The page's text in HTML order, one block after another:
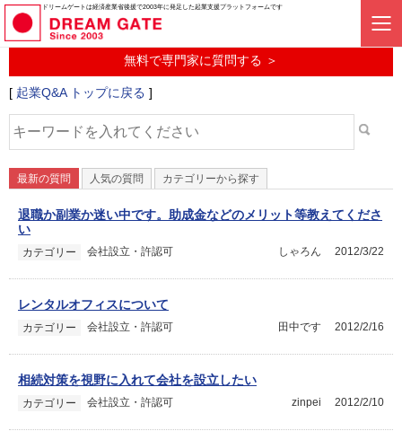
ドリームゲートは経済産業省後援で2003年に発足した起業支援プラットフォームです
起業に関するみんなの質問投稿サービス
起業Q&A
無料で専門家に質問する ＞
[ 起業Q&A トップに戻る ]
最新の質問 人気の質問 カテゴリーから探す
退職か副業か迷い中です。助成金などのメリット等教えてくださ
い
カテゴリー 会社設立・許認可 2012/3/22
しゃろん
レンタルオフィスについて
カテゴリー 会社設立・許認可 2012/2/16
田中です
相続対策を視野に入れて会社を設立したい
カテゴリー 会社設立・許認可 2012/2/10
zinpei